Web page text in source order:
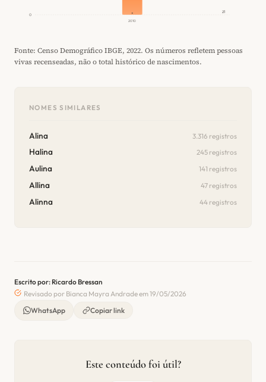
0
2010
21
Fonte: Censo Demográfico IBGE, 2022. Os números refletem pessoas
vivas recenseadas, não o total histórico de nascimentos.
NOMES SIMILARES
Alina 3.316 registros
Halina 245 registros
Aulina 141 registros
Allina 47 registros
Alinna 44 registros
Escrito por: Ricardo Bressan
Revisado por Bianca Mayra Andrade em 19/05/2026
WhatsApp
Copiar link
Este conteúdo foi útil?